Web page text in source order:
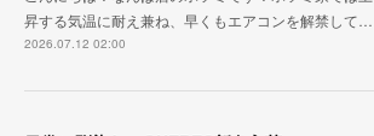
昇する気温に耐え兼ね、早くもエアコンを解禁して…
2026.07.12 02:00